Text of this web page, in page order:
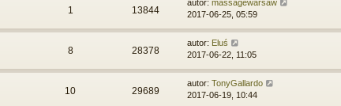
1 13844
autor: massagewarsaw
2017-06-25, 05:59
8 28378
autor: Eluś
2017-06-22, 11:05
10 29689
autor: TonyGallardo
2017-06-19, 10:44